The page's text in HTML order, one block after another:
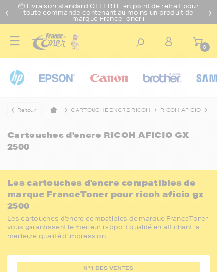
📦 Livraison standard OFFERTE en point de retrait pour
toute commande contenant au moins un produit de
marque FranceToner !
0
Retour CARTOUCHE ENCRE RICOH RICOH AFICIO
Cartouches d'encre RICOH AFICIO GX
2500
Les cartouches d'encre compatibles de
marque FranceToner pour ricoh aficio gx
2500
Les cartouches d'encre compatibles de marque FranceToner
vous garantissent le meilleur rapport qualité en affichant la
meilleure qualité d'impression
N°1 DES VENTES